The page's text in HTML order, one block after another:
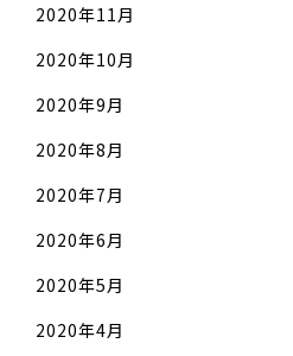
2020年11月
2020年10月
2020年9月
2020年8月
2020年7月
2020年6月
2020年5月
2020年4月